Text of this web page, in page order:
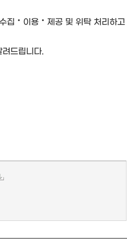
수집‧이용‧제공 및 위탁 처리하고
드립니다.